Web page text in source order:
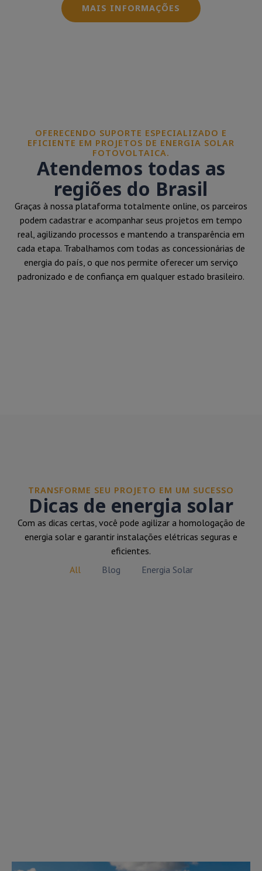
MAIS INFORMAÇÕES
OFERECENDO SUPORTE ESPECIALIZADO E
EFICIENTE EM PROJETOS DE ENERGIA SOLAR
FOTOVOLTAICA.
Atendemos todas as
regiões do Brasil
Graças à nossa plataforma totalmente online, os parceiros
podem cadastrar e acompanhar seus projetos em tempo
real, agilizando processos e mantendo a transparência em
cada etapa. Trabalhamos com todas as concessionárias de
energia do país, o que nos permite oferecer um serviço
padronizado e de confiança em qualquer estado brasileiro.
TRANSFORME SEU PROJETO EM UM SUCESSO
Dicas de energia solar
Com as dicas certas, você pode agilizar a homologação de
energia solar e garantir instalações elétricas seguras e
eficientes.
All
Blog Energia Solar